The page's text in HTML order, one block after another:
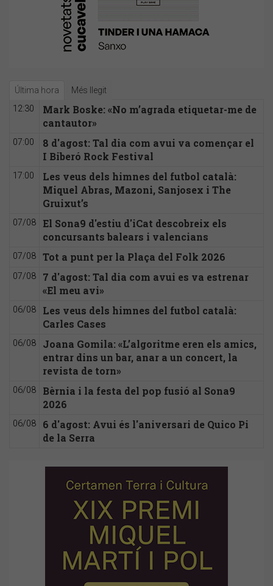
Última hora Més llegit
12:30
Mark Boske: «No m’agrada etiquetar-me de
cantautor»
07:00
8 d'agost: Tal dia com avui va començar el
I Biberó Rock Festival
17:00
Les veus dels himnes del futbol català:
Miquel Abras, Mazoni, Sanjosex i The
Gruixut’s
07/08
El Sona9 d'estiu d'iCat descobreix els
concursants balears i valencians
07/08 Tot a punt per la Plaça del Folk 2026
07/08
7 d'agost: Tal dia com avui es va estrenar
«El meu avi»
06/08
Les veus dels himnes del futbol català:
Carles Cases
06/08
Joana Gomila: «L’algoritme eren els amics,
entrar dins un bar, anar a un concert, la
revista de torn»
06/08
Bèrnia i la festa del pop fusió al Sona9
2026
06/08
6 d'agost: Avui és l'aniversari de Quico Pi
de la Serra